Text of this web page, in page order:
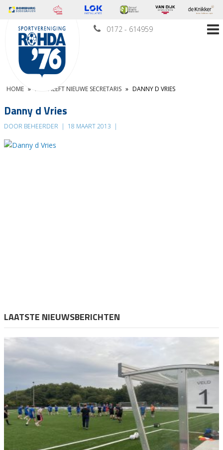
0172 - 614959
HOME » RBC HEEFT NIEUWE SECRETARIS » DANNY D VRIES
Danny d Vries
DOOR BEHEERDER | 18 MAART 2013 |
LAATSTE NIEUWSBERICHTEN